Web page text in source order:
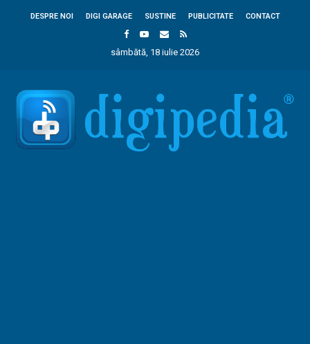
DESPRE NOI DIGI GARAGE SUSTINE PUBLICITATE CONTACT
sâmbătă, 18 iulie 2026